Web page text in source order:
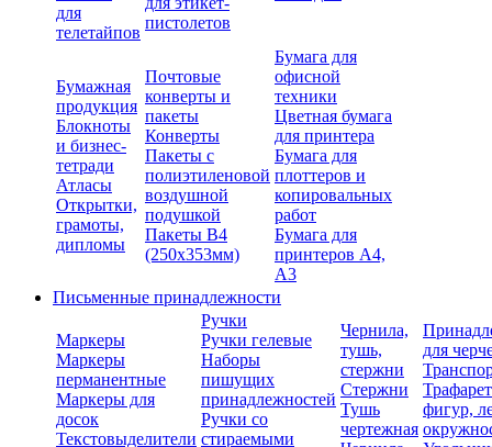
для
телетайпов
пистолетов
Бумажная
продукция
Блокноты
и бизнес-
тетради
Атласы
Открытки,
грамоты,
дипломы
Почтовые
конверты и
пакеты
Конверты
Пакеты с
полиэтиленовой
воздушной
подушкой
Пакеты В4
(250х353мм)
Бумага для
офисной
техники
Цветная бумага
для принтера
Бумага для
плоттеров и
копировальных
работ
Бумага для
принтеров А4,
А3
Письменные принадлежности
Маркеры
Маркеры
перманентные
Маркеры для
досок
Текстовыделители
Ручки
Ручки гелевые
Наборы
пишущих
принадлежностей
Ручки со
стираемыми
Чернила,
тушь,
стержни
Стержни
Тушь
чертежная
для
фигур,